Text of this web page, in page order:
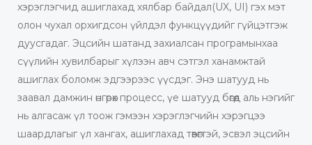
хэрэглэгчид ашиглахад хялбар байдал(UX, UI) гэх мэт
олон чухал орхигдсон үйлдэл функцүүдийг гүйцэтгэж
дуусгадаг. Эцсийн шатанд захиалсан програмынхаа
сүүлийн хувилбарыг хүлээн авч сэтгэл ханамжтай
ашиглах боломж эдгээрээс үүсдэг. Энэ шатууд нь
заавал дамжин өнгөрөх процесс, үе шатууд бөгөөд аль нэгийг
нь алгасаж үл тоож гэмээн хэрэглэгчийн хэрэгцээ
шаардлагыг үл хангах, ашиглахад төвөгтэй, эсвэл эцсийн